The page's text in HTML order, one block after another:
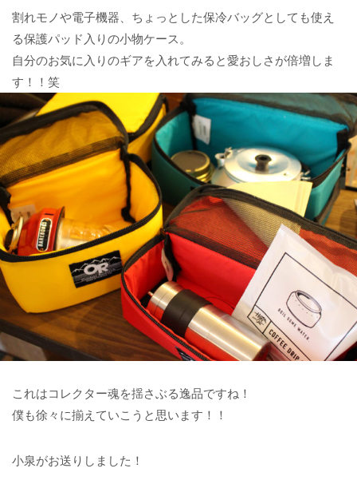
割れモノや電子機器、ちょっとした保冷バッグとしても使え
る保護パッド入りの小物ケース。
自分のお気に入りのギアを入れてみると愛おしさが倍増しま
す！！笑
これはコレクター魂を揺さぶる逸品ですね！
僕も徐々に揃えていこうと思います！！
小泉がお送りしました！